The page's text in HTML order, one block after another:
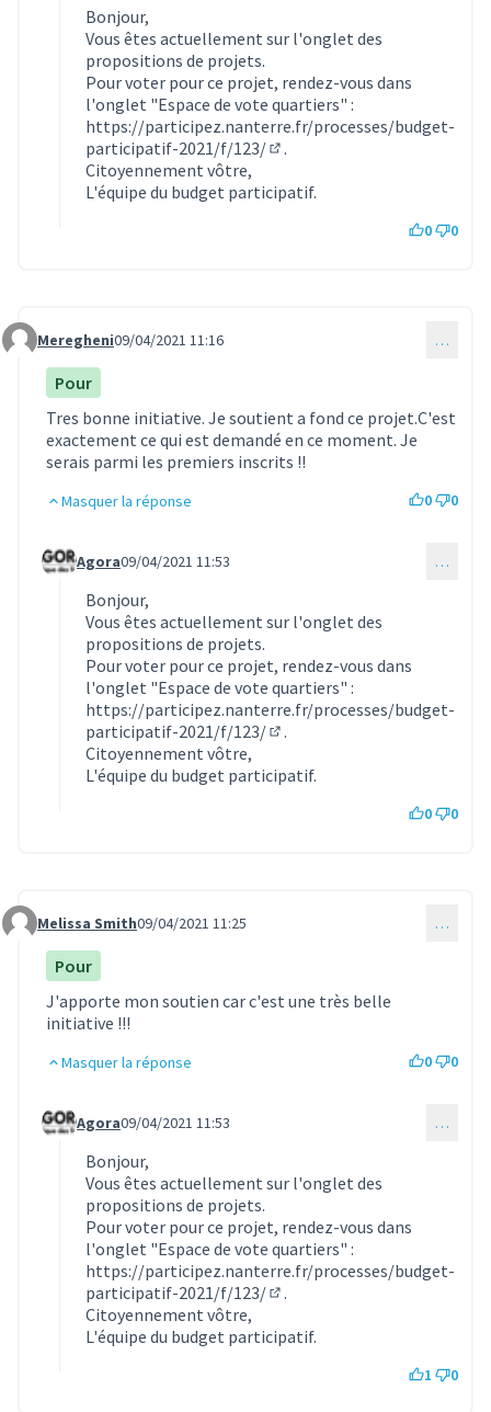
Bonjour,
Vous êtes actuellement sur l'onglet des
propositions de projets.
Pour voter pour ce projet, rendez-vous dans
l'onglet "Espace de vote quartiers" :
https://participez.nanterre.fr/processes/budget-
participatif-2021/f/123/
.
Citoyennement vôtre,
L'équipe du budget participatif.
0 0
Commentaire 461
Meregheni09/04/2021 11:16 …
Pour
Tres bonne initiative. Je soutient a fond ce projet.C'est
exactement ce qui est demandé en ce moment. Je
serais parmi les premiers inscrits !!
Masquer la réponse 0 0
Commentaire 467 (réponse au commentaire 461)
Agora09/04/2021 11:53 …
Bonjour,
Vous êtes actuellement sur l'onglet des
propositions de projets.
Pour voter pour ce projet, rendez-vous dans
l'onglet "Espace de vote quartiers" :
https://participez.nanterre.fr/processes/budget-
participatif-2021/f/123/
.
Citoyennement vôtre,
L'équipe du budget participatif.
0 0
Commentaire 462
Melissa Smith09/04/2021 11:25 …
Pour
J'apporte mon soutien car c'est une très belle
initiative !!!
Masquer la réponse 0 0
Commentaire 468 (réponse au commentaire 462)
Agora09/04/2021 11:53 …
Bonjour,
Vous êtes actuellement sur l'onglet des
propositions de projets.
Pour voter pour ce projet, rendez-vous dans
l'onglet "Espace de vote quartiers" :
https://participez.nanterre.fr/processes/budget-
participatif-2021/f/123/
.
Citoyennement vôtre,
L'équipe du budget participatif.
1 0